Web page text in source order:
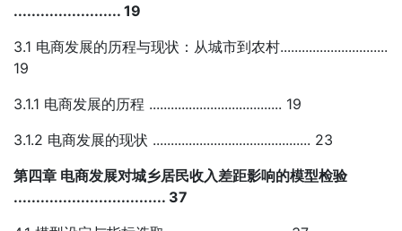
........................ 19
3.1 电商发展的历程与现状：从城市到农村..............................
19
3.1.1 电商发展的历程 ..................................... 19
3.1.2 电商发展的现状 ............................................ 23
第四章 电商发展对城乡居民收入差距影响的模型检验
.................................. 37